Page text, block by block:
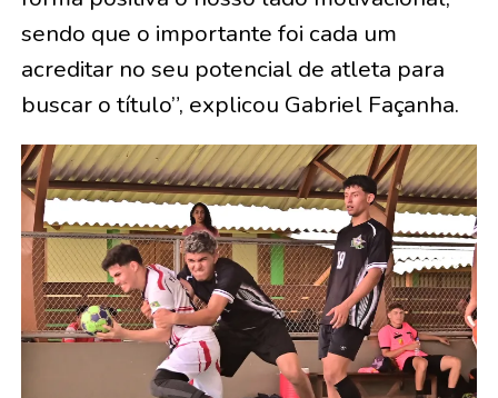
sendo que o importante foi cada um
acreditar no seu potencial de atleta para
buscar o título”, explicou Gabriel Façanha.